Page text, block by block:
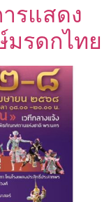
รแสดง
รดกไทย